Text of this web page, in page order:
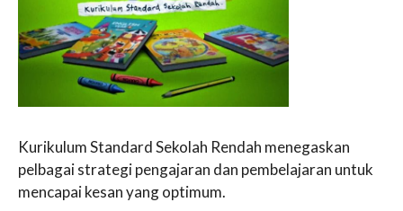
Kurikulum Standard Sekolah Rendah menegaskan
pelbagai strategi pengajaran dan pembelajaran untuk
mencapai kesan yang optimum.